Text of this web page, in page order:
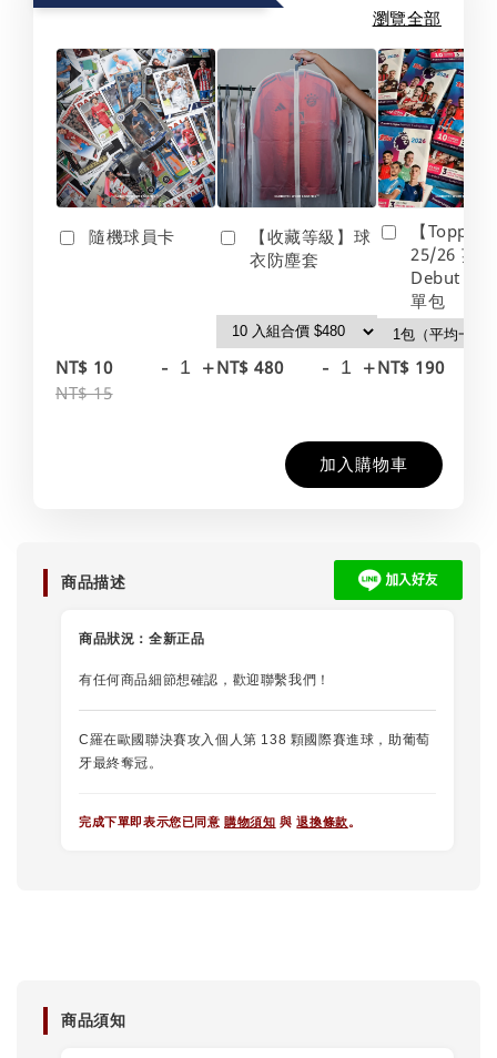
瀏覽全部
隨機球員卡
NT$ 10
NT$ 15
- +
【收藏等級】球
衣防塵套
NT$ 480 - +
【Topps】
25/26 英
Debut
單包
NT$ 190
加入購物車
商品描述
商品狀況： 全新正品
有任何商品細節想確認，歡迎聯繫我們！
C羅在歐國聯決賽攻入個人第 138 顆國際賽進球，助葡萄
牙最終奪冠。
完成下單即表示您已同意 購物須知 與退換條款。
商品須知